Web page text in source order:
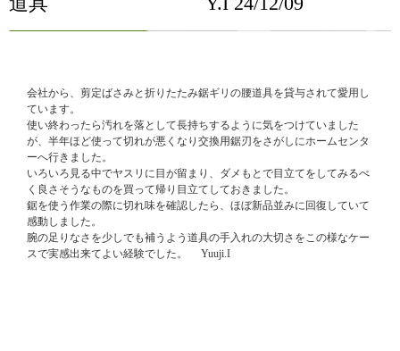
会社から、剪定ばさみと折りたたみ鋸ギリの腰道具を貸与されて愛用し
ています。
使い終わったら汚れを落として長持ちするように気をつけていました
が、半年ほど使って切れが悪くなり交換用鋸刃をさがしにホームセンタ
ーへ行きました。
いろいろ見る中でヤスリに目が留まり、ダメもとで目立てをしてみるべ
く良さそうなものを買って帰り目立てしておきました。
鋸を使う作業の際に切れ味を確認したら、ほぼ新品並みに回復していて
感動しました。
腕の足りなさを少しでも補うよう道具の手入れの大切さをこの様なケー
スで実感出来てよい経験でした。 Yuuji.I